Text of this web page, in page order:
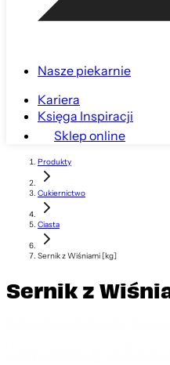
Nasze piekarnie
Kariera
Księga Inspiracji
Sklep online
Produkty
Cukiernictwo
Ciasta
Sernik z Wiśniami [kg]
Sernik z